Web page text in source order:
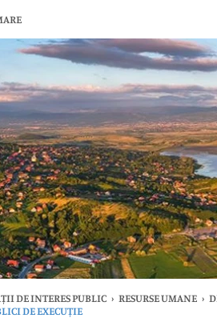
DE INTERES PUBLIC › RESURSE UMANE ›
DE EXECUȚIE